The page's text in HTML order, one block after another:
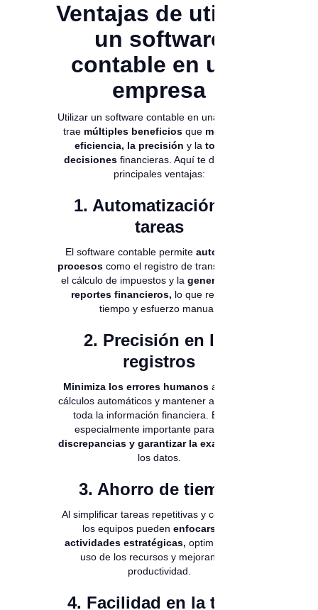
Ventajas de utilizar
un software
contable en una
empresa
Utilizar un software contable en una empresa
trae múltiples beneficios que mejoran la
eficiencia, la precisión y la toma de
decisiones financieras. Aquí te detallo las
principales ventajas:
1. Automatización de
tareas
El software contable permite automatizar
procesos como el registro de transacciones,
el cálculo de impuestos y la generación de
reportes financieros, lo que reduce el
tiempo y esfuerzo manual.
2. Precisión en los
registros
Minimiza los errores humanosal realizar
cálculos automáticos y mantener actualizada
toda la información financiera. Esto es
especialmente importante paraevitar
discrepancias y garantizar la exactitud
los datos.
3. Ahorro de tiempo
Al simplificar tareas repetitivas y complejas,
los equipos pueden enfocarse en
actividades estratégicas, optimizando el
uso de los recursos y mejorando la
productividad.
4. Facilidad en la toma